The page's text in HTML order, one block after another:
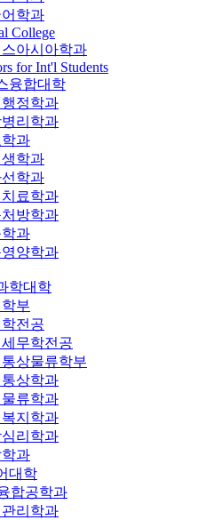
학과
College
아시아학과
for Int'l Students
융합대학
행정학과
리학과
과
학과
학과
료학과
방학과
과
양학과
학대학
부
전공
무학전공
상물류학부
상학과
류학과
지학과
리학과
과
대학
합공학과
리학과